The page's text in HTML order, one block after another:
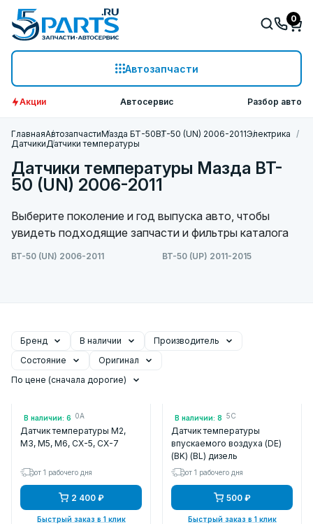
Автозапчасти
0
Акции Автосервис Разбор авто
ГлавнаяАвтозапчастиМазда БТ-50BT-50 (UN) 2006-2011Электрика
ДатчикиДатчики температуры
Датчики температуры Мазда BT-
50 (UN) 2006-2011
Выберите поколение и год выпуска авто, чтобы
увидеть подходящие запчасти и фильтры каталога
BT-50 (UN) 2006-2011 BT-50 (UP) 2011-2015
Бренд В наличии
Производитель
Состояние
Оригинал
По цене (сначала дорогие)
В наличии: 6
Арт.: B59318840A
Датчик температуры M2,
M3, M5, M6, CX-5, CX-7
от 1 рабочего дня
2 400 ₽
Быстрый заказ в 1 клик
В наличии: 8
Арт.: Y60318845C
Датчик температуры
впускаемого воздуха (DE)
(BK) (BL) дизель
от 1 рабочего дня
500 ₽
Быстрый заказ в 1 клик